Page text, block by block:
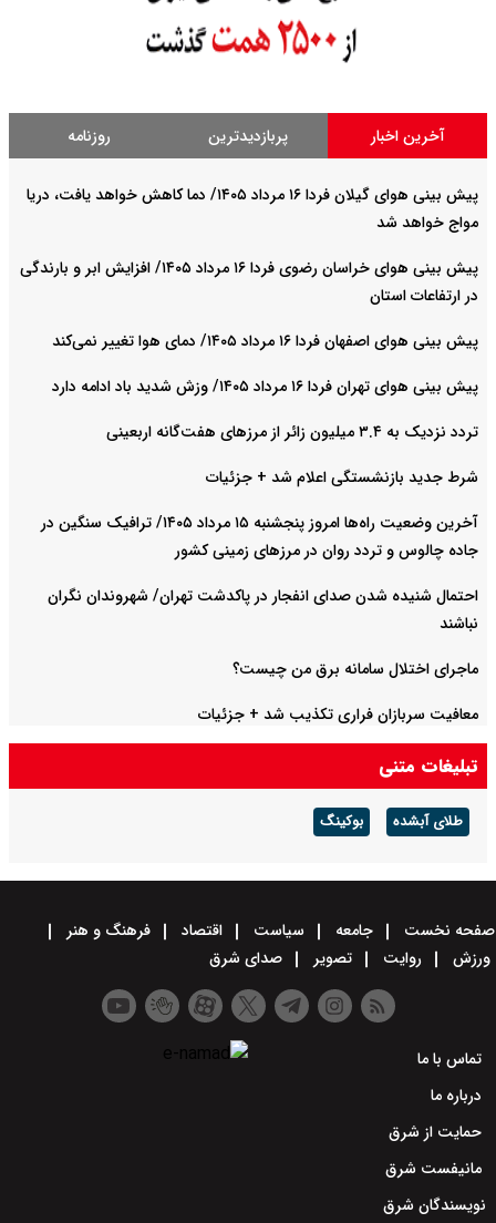
آخرین اخبار پربازدیدترین روزنامه
پیش بینی هوای گیلان فردا ۱۶ مرداد ۱۴۰۵/ دما کاهش خواهد یافت، دریا
مواج خواهد شد
پیش بینی هوای خراسان رضوی فردا ۱۶ مرداد ۱۴۰۵/ افزایش ابر و بارندگی
در ارتفاعات استان
پیش بینی هوای اصفهان فردا ۱۶ مرداد ۱۴۰۵/ دمای هوا تغییر نمی‌کند
پیش بینی هوای تهران فردا ۱۶ مرداد ۱۴۰۵/ وزش شدید باد ادامه دارد
تردد نزدیک به ۳.۴ میلیون زائر از مرزهای هفت‌گانه اربعینی
شرط جدید بازنشستگی اعلام شد + جزئیات
آخرین وضعیت راه‌ها امروز پنجشنبه ۱۵ مرداد ۱۴۰۵/ ترافیک سنگین در
جاده چالوس و تردد روان در مرزهای زمینی کشور
احتمال شنیده شدن صدای انفجار در پاکدشت تهران/ شهروندان نگران
نباشند
ماجرای اختلال سامانه برق من چیست؟
معافیت سربازان فراری تکذیب شد + جزئیات
تبلیغات متنی
طلای آبشده بوکینگ
صفحه نخست جامعه سیاست اقتصاد
فرهنگ و هنر
ورزش
روایت تصویر صدای شرق
تماس با ما
درباره ما
حمایت از شرق
مانیفست شرق
نویسندگان شرق